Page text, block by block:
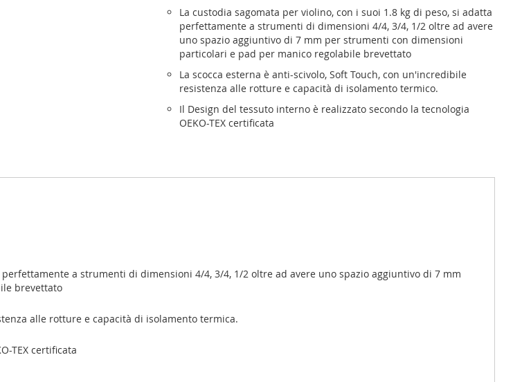
La custodia sagomata per violino, con i suoi 1.8 kg di peso, si adatta
perfettamente a strumenti di dimensioni 4/4, 3/4, 1/2 oltre ad avere
uno spazio aggiuntivo di 7 mm per strumenti con dimensioni
particolari e pad per manico regolabile brevettato
La scocca esterna è anti-scivolo, Soft Touch, con un'incredibile
resistenza alle rotture e capacità di isolamento termico.
Il Design del tessuto interno è realizzato secondo la tecnologia
OEKO-TEX certificata
a strumenti di dimensioni 4/4, 3/4, 1/2 oltre ad avere uno spazio aggiuntivo di 7 mm
brevettato
alle rotture e capacità di isolamento termica.
TEX certificata